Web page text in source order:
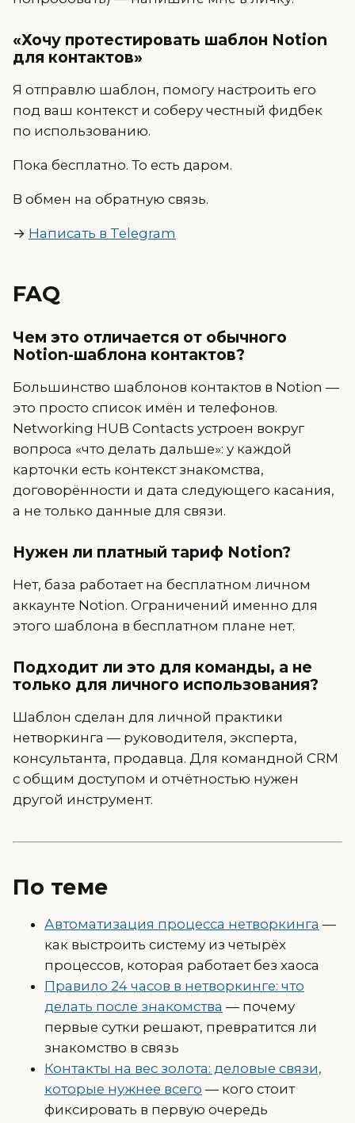
«Хочу протестировать шаблон Notion
для контактов»
Я отправлю шаблон, помогу настроить его
под ваш контекст и соберу честный фидбек
по использованию.
Пока бесплатно. То есть даром.
В обмен на обратную связь.
→ Написать в Telegram
FAQ
Чем это отличается от обычного
Notion-шаблона контактов?
Большинство шаблонов контактов в Notion —
это просто список имён и телефонов.
Networking HUB Contacts устроен вокруг
вопроса «что делать дальше»: у каждой
карточки есть контекст знакомства,
договорённости и дата следующего касания,
а не только данные для связи.
Нужен ли платный тариф Notion?
Нет, база работает на бесплатном личном
аккаунте Notion. Ограничений именно для
этого шаблона в бесплатном плане нет.
Подходит ли это для команды, а не
только для личного использования?
Шаблон сделан для личной практики
нетворкинга — руководителя, эксперта,
консультанта, продавца. Для командной CRM
с общим доступом и отчётностью нужен
другой инструмент.
По теме
Автоматизация процесса нетворкинга —
как выстроить систему из четырёх
процессов, которая работает без хаоса
Правило 24 часов в нетворкинге: что
делать после знакомства — почему
первые сутки решают, превратится ли
знакомство в связь
Контакты на вес золота: деловые связи,
которые нужнее всего — кого стоит
фиксировать в первую очередь